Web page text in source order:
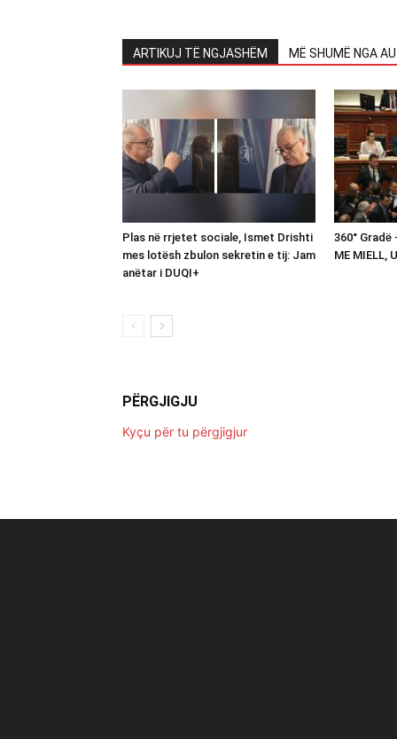
ARTIKUJ TË NGJASHËM MË SHUMË NGA
Plas në rrjetet sociale, Ismet Drishti
mes lotësh zbulon sekretin e tij: Jam
anëtar i DUQI+
360° Gradë
ME MIELL,
PËRGJIGJU
Kyçu për tu përgjigjur